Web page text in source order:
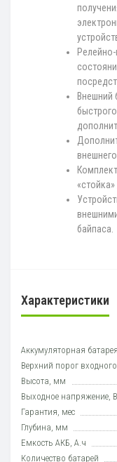
Внешний
байпаса.
Характеристики
Аккумуляторная батарея
Верхний порог
Высота, мм
Выходное напряжение, В
Гарантия, мес
Глубина, мм
Емкость АКБ, А.ч
Количество батарей